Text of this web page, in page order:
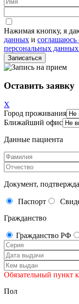
Нажимая кнопку, я
данных и соглашаюсь
персональных
Оставить заявку
X
Город проживания
Ближайший офис
Данные пациента
Документ,
Паспорт
Гражданство
Гражданство РФ
Обязательный пункт
Пол